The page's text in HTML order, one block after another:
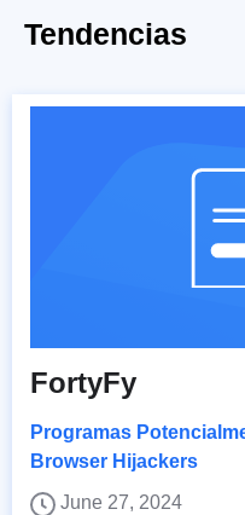
Tendencias
FortyFy
Programas
Browser Hijackers
June 27, 2024